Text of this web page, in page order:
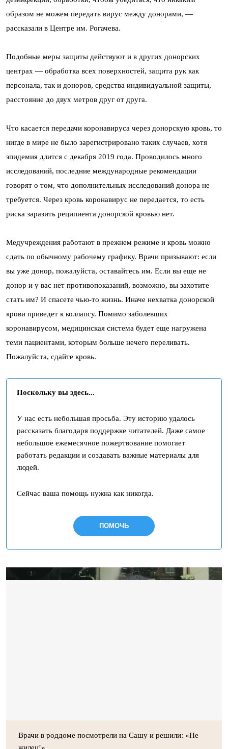
образом не можем передать вирус между донорами, —
рассказали в Центре им. Рогачева.
Подобные меры защиты действуют и в других донорских
центрах — обработка всех поверхностей, защита рук как
персонала, так и доноров, средства индивидуальной защиты,
расстояние до двух метров друг от друга.
Что касается передачи коронавируса через донорскую кровь, то
нигде в мире не было зарегистрировано таких случаев, хотя
эпидемия длится с декабря 2019 года. Проводилось много
исследований, последние международные рекомендации
говорят о том, что дополнительных исследований донора не
требуется. Через кровь коронавирус не передается, то есть
риска заразить реципиента донорской кровью нет.
Медучреждения работают в прежнем режиме и кровь можно
сдать по обычному рабочему графику. Врачи призывают: если
вы уже донор, пожалуйста, оставайтесь им. Если вы еще не
донор и у вас нет противопоказаний, возможно, вы захотите
стать им? И спасете чью-то жизнь. Иначе нехватка донорской
крови приведет к коллапсу. Помимо заболевших
коронавирусом, медицинская система будет еще нагружена
теми пациентами, которым больше нечего переливать.
Пожалуйста, сдайте кровь.
Поскольку вы здесь...
У нас есть небольшая просьба. Эту историю удалось
рассказать благодаря поддержке читателей. Даже самое
небольшое ежемесячное пожертвование помогает
работать редакции и создавать важные материалы для
людей.
Сейчас ваша помощь нужна как никогда.
ПОМОЧЬ
Врачи в роддоме посмотрели на Сашу и решили: «Не
жилец!»